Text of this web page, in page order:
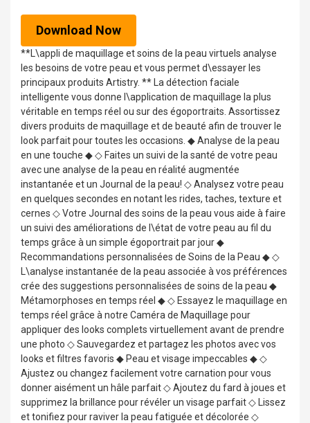
Download Now
**L\appli de maquillage et soins de la peau virtuels analyse
les besoins de votre peau et vous permet d\essayer les
principaux produits Artistry. ** La détection faciale
intelligente vous donne l\application de maquillage la plus
véritable en temps réel ou sur des égoportraits. Assortissez
divers produits de maquillage et de beauté afin de trouver le
look parfait pour toutes les occasions. ◆ Analyse de la peau
en une touche ◆ ◇ Faites un suivi de la santé de votre peau
avec une analyse de la peau en réalité augmentée
instantanée et un Journal de la peau! ◇ Analysez votre peau
en quelques secondes en notant les rides, taches, texture et
cernes ◇ Votre Journal des soins de la peau vous aide à faire
un suivi des améliorations de l\état de votre peau au fil du
temps grâce à un simple égoportrait par jour ◆
Recommandations personnalisées de Soins de la Peau ◆ ◇
L\analyse instantanée de la peau associée à vos préférences
crée des suggestions personnalisées de soins de la peau ◆
Métamorphoses en temps réel ◆ ◇ Essayez le maquillage en
temps réel grâce à notre Caméra de Maquillage pour
appliquer des looks complets virtuellement avant de prendre
une photo ◇ Sauvegardez et partagez les photos avec vos
looks et filtres favoris ◆ Peau et visage impeccables ◆ ◇
Ajustez ou changez facilement votre carnation pour vous
donner aisément un hâle parfait ◇ Ajoutez du fard à joues et
supprimez la brillance pour révéler un visage parfait ◇ Lissez
et tonifiez pour raviver la peau fatiguée et décolorée ◇